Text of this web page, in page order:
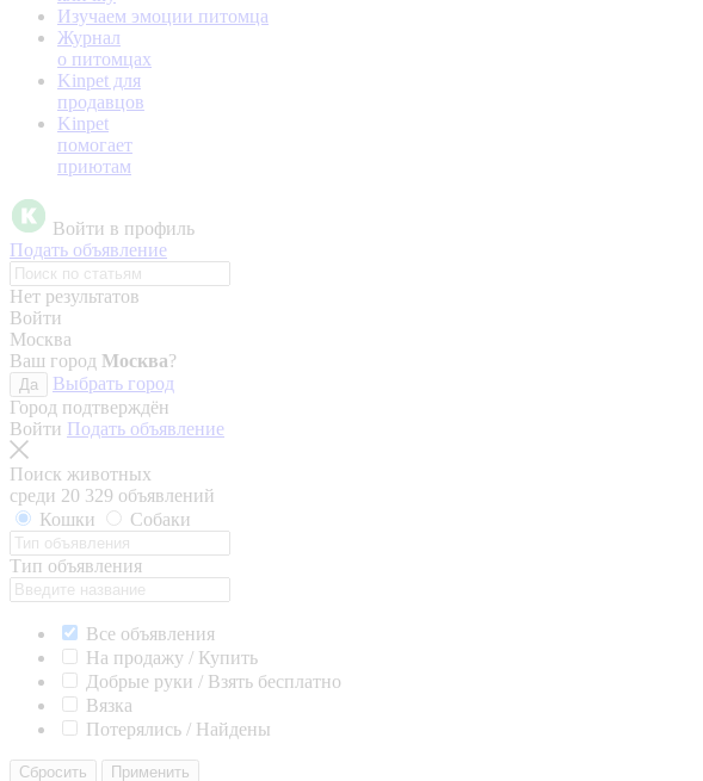
Изучаем эмоции питомца
Журнал
о питомцах
Kinpet для
продавцов
Kinpet
помогает
приютам
Войти в профиль
Подать объявление
Нет результатов
Войти
Москва
Ваш город Москва?
Да
Выбрать город
Город подтверждён
Войти Подать объявление
Поиск животных
среди 20 329 объявлений
Кошки
Собаки
Тип объявления
Все объявления
На продажу / Купить
Добрые руки / Взять бесплатно
Вязка
Потерялись / Найдены
Сбросить Применить